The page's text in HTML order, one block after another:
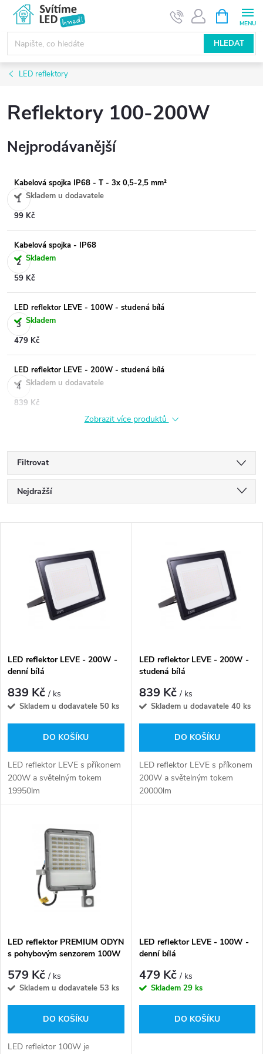
obsah
HLEDAT
NÁKUPNÍ
KOŠÍK
LED reflektory
Reflektory 100-200W
Nejprodávanější
Kabelová spojka IP68 - T - 3x 0,5-2,5 mm²
Skladem u dodavatele
99 Kč
Kabelová spojka - IP68
Skladem
59 Kč
LED reflektor LEVE - 100W - studená bílá
Skladem
479 Kč
LED reflektor LEVE - 200W - studená bílá
Skladem u dodavatele
839 Kč
Zobrazit více produktů
Filtrovat
Ř
a
p
r
o
d
u
Nejdražší
Abecedně
s
p
r
d
u
LED reflektor LEVE - 200W -
denní bílá
839 Kč/ ks
Skladem u dodavatele 50 ks
DO KOŠÍKU
LED reflektor LEVE s příkonem
200W a světelným tokem
19950lm
LED reflektor LEVE - 200W -
studená bílá
839 Kč/ ks
Skladem u dodavatele 40 ks
DO KOŠÍKU
LED reflektor LEVE s příkonem
200W a světelným tokem
20000lm
LED reflektor PREMIUM ODYN
s pohybovým senzorem 100W
579 Kč/ ks
Skladem u dodavatele 53 ks
DO KOŠÍKU
LED reflektor 100W je
LED reflektor LEVE - 100W -
denní bílá
479 Kč/ ks
Skladem 29 ks
DO KOŠÍKU